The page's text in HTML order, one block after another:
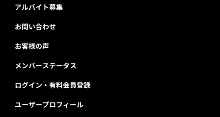
アルバイト募集
お問い合わせ
お客様の声
メンバーステータス
ログイン・有料会員登録
ユーザープロフィール